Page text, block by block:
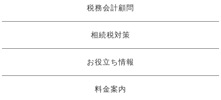
税務会計顧問
相続税対策
お役立ち情報
料金案内